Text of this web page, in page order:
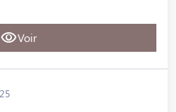
Voir